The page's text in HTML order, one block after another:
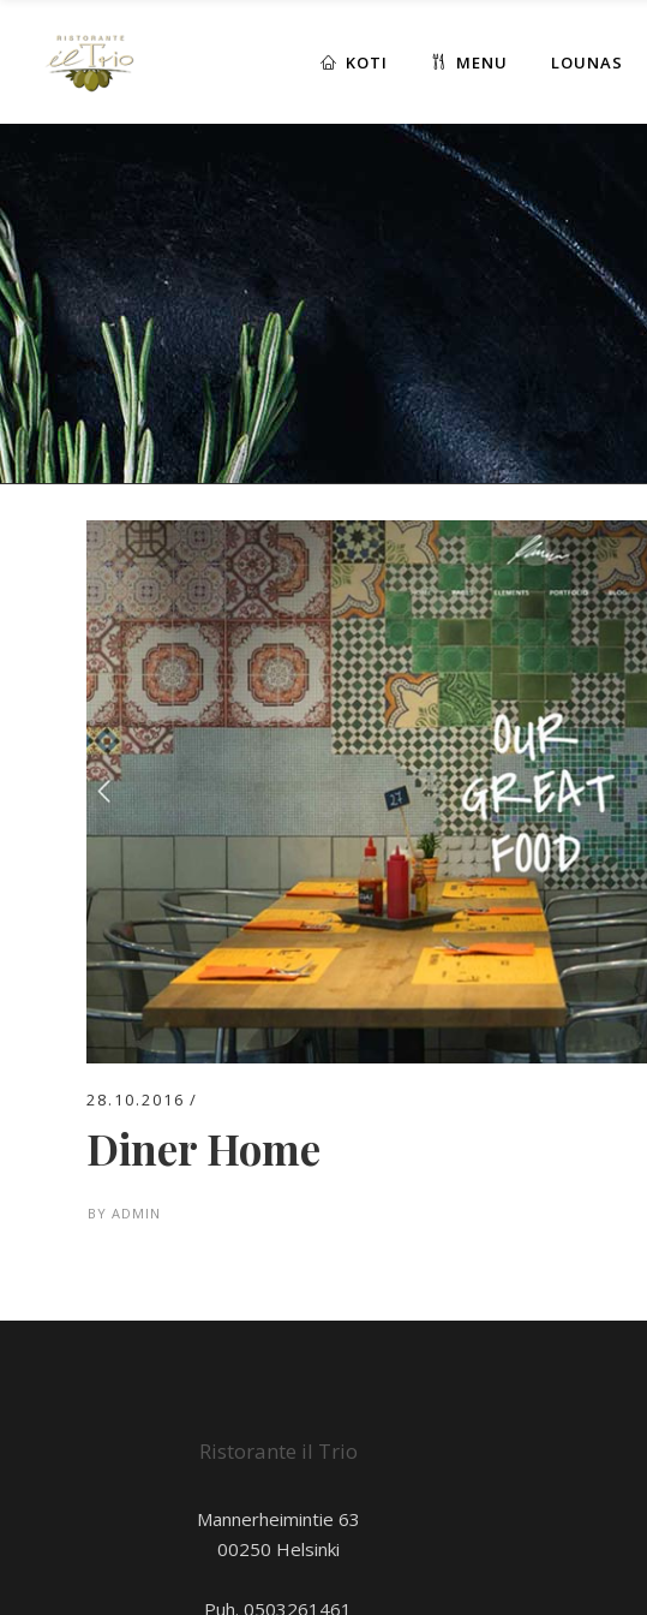
KOTI MENU LOUNAS
28.10.2016
Diner Home
BY ADMIN
Ristorante il Trio
Mannerheimintie 63
00250 Helsinki
Puh. 0503261461